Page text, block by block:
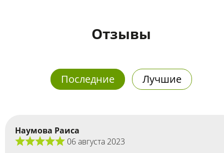
Отзывы
Последние Лучшие
Наумова Раиса
06 августа 2023